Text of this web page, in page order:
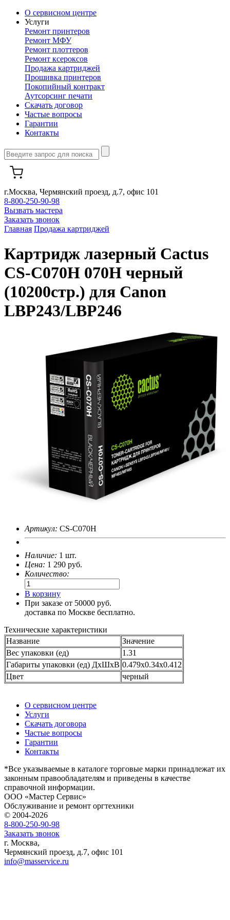
О сервисном центре
Услуги
Ремонт принтеров
Ремонт МФУ
Ремонт плоттеров
Ремонт ксероксов
Продажа картриджей
Прошивка принтеров
Покопийный контракт
Аутсорсинг печати
Скачать договор
Частые вопросы
Гарантии
Контакты
г.Москва, Чермянский проезд, д.7, офис 101
8-800-250-90-98
Вызвать мастера
Заказать звонок
Главная Продажа картриджей
Картридж лазерный Cactus
CS-C070H 070H черный
(10200стр.) для Canon
LBP243/LBP246
Артикул: CS-C070H
Наличие: 1 шт.
Цена: 1 290 руб.
Количество:
В корзину
При заказе от 50000 руб.
доставка по Москве бесплатно.
Технические характеристики
Название
Значение
Вес упаковки (ед)
1.31
Габариты упаковки (ед) ДхШхВ 0.479x0.34x0.412
Цвет
черный
О сервисном центре
Услуги
Скачать договора
Частые вопросы
Гарантии
Контакты
*Все указываемые в каталоге торговые марки принадлежат их
законным правообладателям и приведены в качестве
справочной информации.
ООО «Мастер Сервис»
Обслуживание и ремонт оргтехники
© 2004-2026
8-800-250-90-98
Заказать звонок
г. Москва,
Чермянский проезд, д.7, офис 101
info@masservice.ru